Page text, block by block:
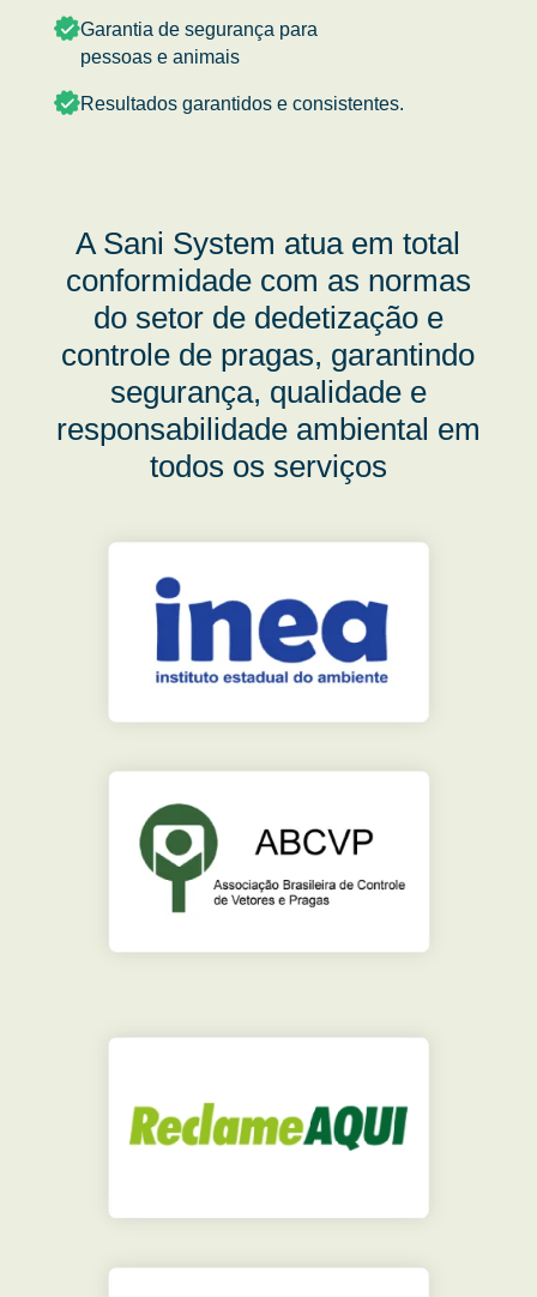
Garantia de segurança para
pessoas e animais
Resultados garantidos e consistentes.
A Sani System atua em total
conformidade com as normas
do setor de dedetização e
controle de pragas, garantindo
segurança, qualidade e
responsabilidade ambiental em
todos os serviços